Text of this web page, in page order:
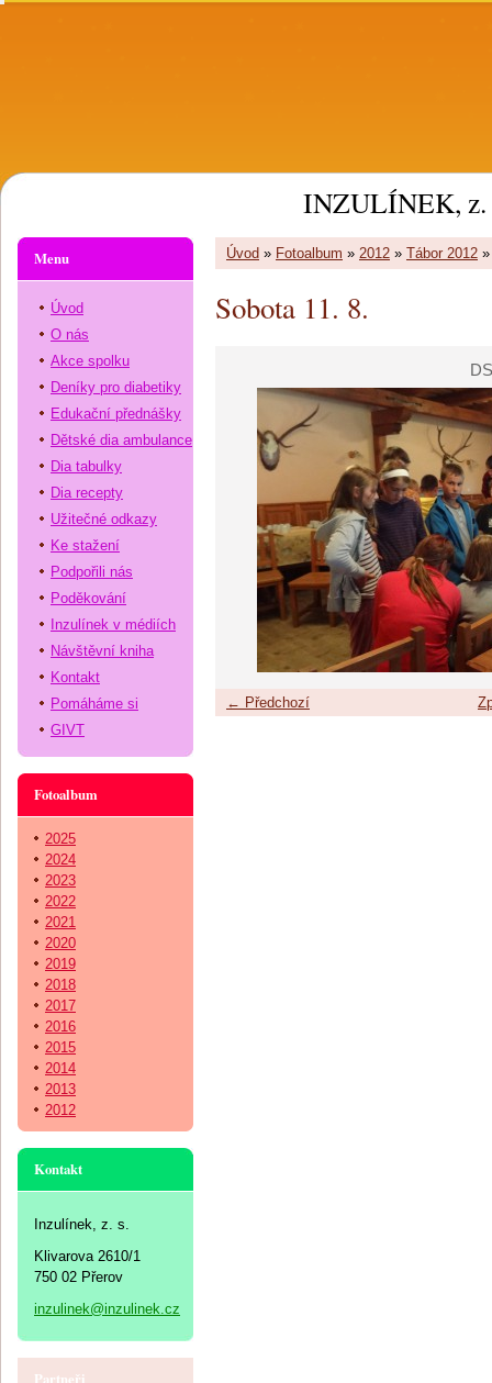
INZULÍNEK, z.
Úvod » Fotoalbum » 2012 » Tábor 2012
Sobota 11. 8.
← Předchozí
Menu
Úvod
O nás
Akce spolku
Deníky pro diabetiky
Edukační přednášky
Dětské dia ambulance
Dia tabulky
Dia recepty
Užitečné odkazy
Ke stažení
Podpořili nás
Poděkování
Inzulínek v médiích
Návštěvní kniha
Kontakt
Pomáháme si
GIVT
Fotoalbum
2025
2024
2023
2022
2021
2020
2019
2018
2017
2016
2015
2014
2013
2012
Kontakt
Inzulínek, z. s.
Klivarova 2610/1
750 02 Přerov
inzulinek@inzulinek.cz
Partneři